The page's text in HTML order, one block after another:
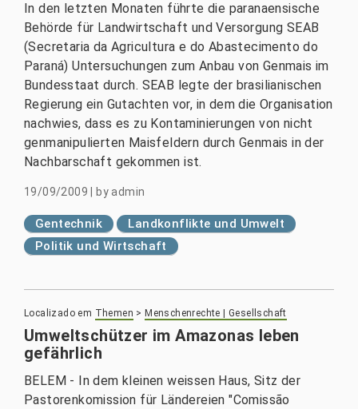
In den letzten Monaten führte die paranaensische
Behörde für Landwirtschaft und Versorgung SEAB
(Secretaria da Agricultura e do Abastecimento do
Paraná) Untersuchungen zum Anbau von Genmais im
Bundesstaat durch. SEAB legte der brasilianischen
Regierung ein Gutachten vor, in dem die Organisation
nachwies, dass es zu Kontaminierungen von nicht
genmanipulierten Maisfeldern durch Genmais in der
Nachbarschaft gekommen ist.
19/09/2009 byadmin
Gentechnik
Landkonflikte und Umwelt
Politik und Wirtschaft
Localizado em Themen > Menschenrechte | Gesellschaft
Umweltschützer im Amazonas leben
gefährlich
BELEM - In dem kleinen weissen Haus, Sitz der
Pastorenkomission für Ländereien "Comissão